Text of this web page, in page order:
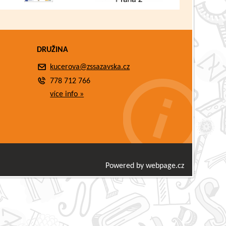
DRUŽINA
kucerova@zssazavska.cz
778 712 766
více info »
Powered by webpage.cz